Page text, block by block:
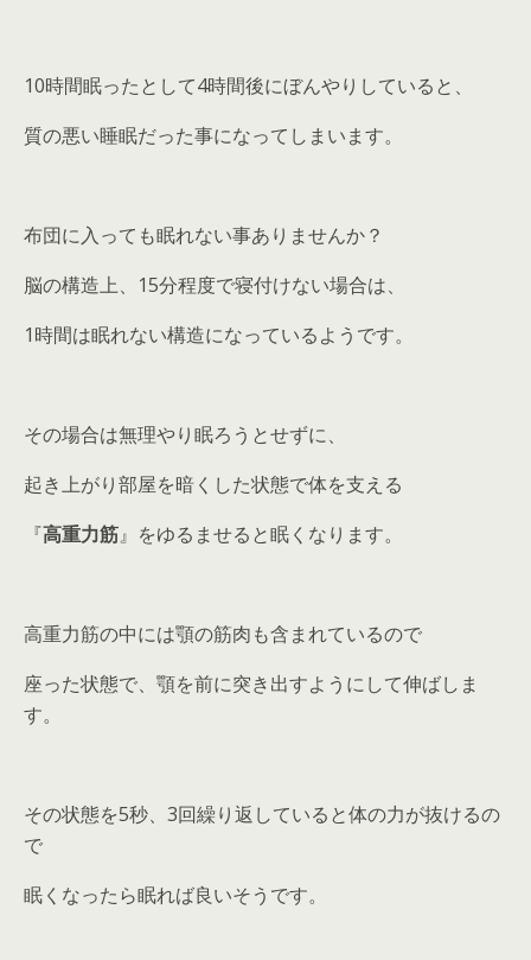
10時間眠ったとして4時間後にぼんやりしていると、
質の悪い睡眠だった事になってしまいます。
布団に入っても眠れない事ありませんか？
脳の構造上、15分程度で寝付けない場合は、
1時間は眠れない構造になっているようです。
その場合は無理やり眠ろうとせずに、
起き上がり部屋を暗くした状態で体を支える
『高重力筋』をゆるませると眠くなります。
高重力筋の中には顎の筋肉も含まれているので
座った状態で、顎を前に突き出すようにして伸ばしま
す。
その状態を5秒、3回繰り返していると体の力が抜けるの
で
眠くなったら眠れば良いそうです。